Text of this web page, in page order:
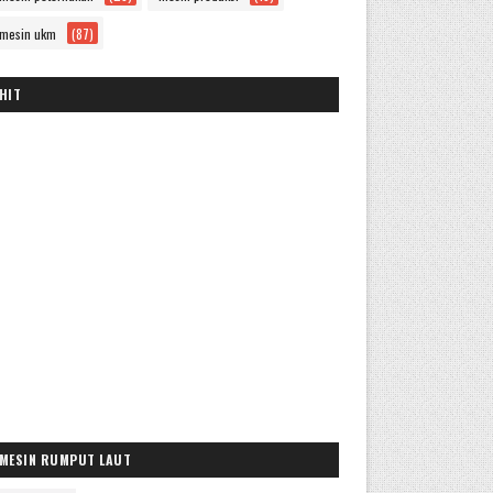
mesin ukm (87)
HIT
MESIN RUMPUT LAUT